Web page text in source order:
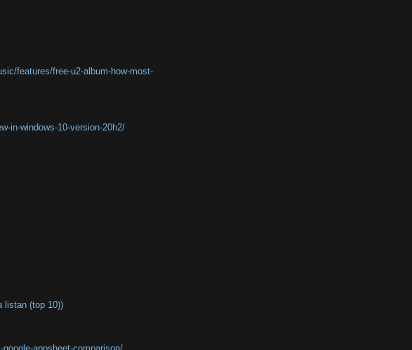
features/free-u2-album-how-most-
in-windows-10-version-20h2/
listan (top 10))